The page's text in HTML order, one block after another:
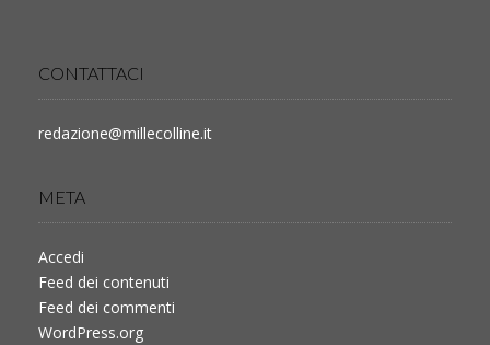
CONTATTACI
redazione@millecolline.it
META
Accedi
Feed dei contenuti
Feed dei commenti
WordPress.org